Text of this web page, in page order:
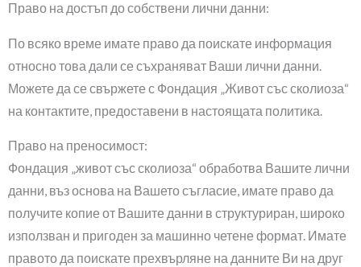
Право на достъп до собствени лични данни:
По всяко време имате право да поискате информация
относно това дали се съхраняват Ваши лични данни.
Можете да се свържете с Фондация „Живот със сколиоза“
на контактите, предоставени в настоящата политика.
Право на преносимост:
Фондация „живот със сколиоза“ обработва Вашите лични
данни, въз основа на Вашето съгласие, имате право да
получите копие от Вашите данни в структуриран, широко
използван и пригоден за машинно четене формат. Имате
правото да поискате прехвърляне на данните Ви на друг